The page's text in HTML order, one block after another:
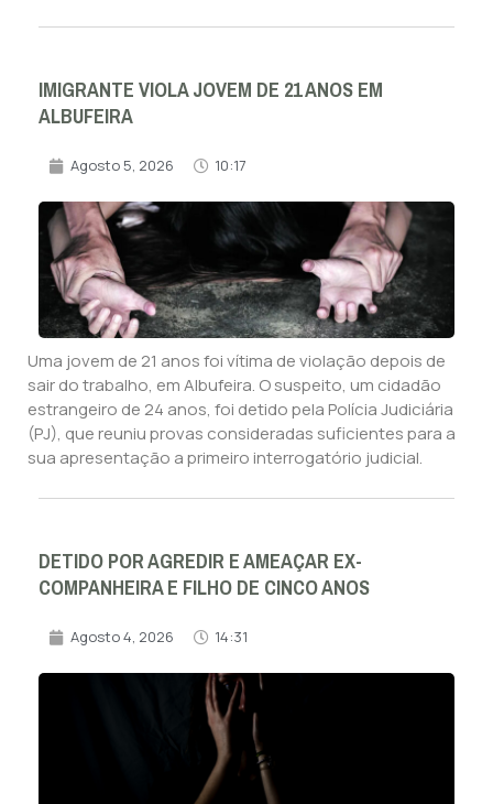
IMIGRANTE VIOLA JOVEM DE 21 ANOS EM
ALBUFEIRA
Agosto 5, 2026 10:17
Uma jovem de 21 anos foi vítima de violação depois de
sair do trabalho, em Albufeira. O suspeito, um cidadão
estrangeiro de 24 anos, foi detido pela Polícia Judiciária
(PJ), que reuniu provas consideradas suficientes para a
sua apresentação a primeiro interrogatório judicial.
DETIDO POR AGREDIR E AMEAÇAR EX-
COMPANHEIRA E FILHO DE CINCO ANOS
Agosto 4, 2026 14:31